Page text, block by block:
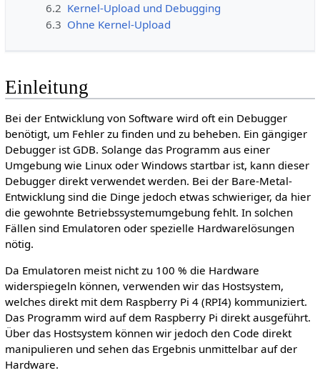
6.2 Kernel-Upload und Debugging
6.3 Ohne Kernel-Upload
Einleitung
Bei der Entwicklung von Software wird oft ein Debugger
benötigt, um Fehler zu finden und zu beheben. Ein gängiger
Debugger ist GDB. Solange das Programm aus einer
Umgebung wie Linux oder Windows startbar ist, kann dieser
Debugger direkt verwendet werden. Bei der Bare-Metal-
Entwicklung sind die Dinge jedoch etwas schwieriger, da hier
die gewohnte Betriebssystemumgebung fehlt. In solchen
Fällen sind Emulatoren oder spezielle Hardwarelösungen
nötig.
Da Emulatoren meist nicht zu 100 % die Hardware
widerspiegeln können, verwenden wir das Hostsystem,
welches direkt mit dem Raspberry Pi 4 (RPI4) kommuniziert.
Das Programm wird auf dem Raspberry Pi direkt ausgeführt.
Über das Hostsystem können wir jedoch den Code direkt
manipulieren und sehen das Ergebnis unmittelbar auf der
Hardware.